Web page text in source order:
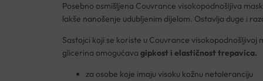
Posebno osmišljena Couvrance visokopodnošljiva
lakše nanošenje udubljenim dijelom. Ostavlja duge i
Sastojci koji se koriste u Couvrance visokopodnošljivoj
glicerina omogućava gipkost i elastičnost trepavica.
za osobe koje imaju visoku kožnu netoleranciju